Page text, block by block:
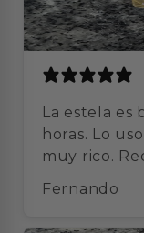
La estela es
horas. Lo
muy rico.
Fernando